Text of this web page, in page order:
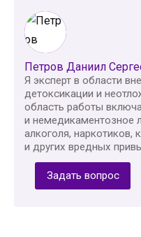
Петров Даниил
Я эксперт в области
детоксикации и
область работы
и немедикаментозное
алкоголя, наркотиков,
и других вредных
Задать вопрос